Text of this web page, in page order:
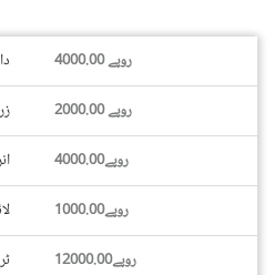
روپے 4000.00
روپے 2000.00
روپے4000.00
روپے1000.00
روپے12000.00